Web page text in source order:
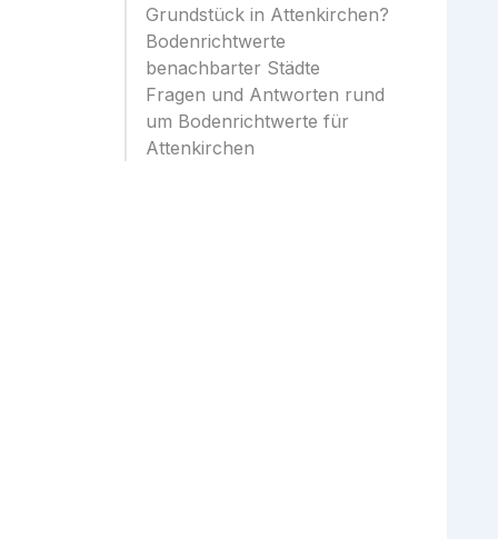
Grundstück in Attenkirchen?
Bodenrichtwerte
benachbarter Städte
Fragen und Antworten rund
um Bodenrichtwerte für
Attenkirchen